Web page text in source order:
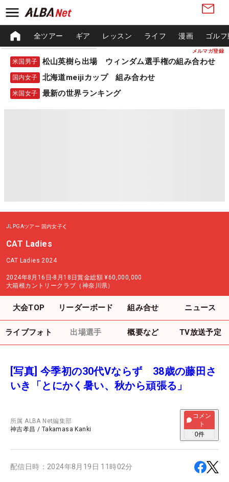
メルマガ登録
全ツアー ギア レッスン ライフ 漫画 ゴル
米国男子 松山英樹ら出場 ウィンダム選手権の組み合わせ
国内女子 北海道meijiカップ 組み合わせ
米国女子 最新の世界ランキング
JLPGAツアー 国内女子
CAT Ladies
CAT Ladies 2024
2024年8月16日-8月18日賞金総額 ¥60,000,000
大箱根カントリークラブ（神奈川県）
大会TOP リーダーボード 組み合せ ニュース
ライブフォト 出場選手 概要など TV放送予定
[写真] 今季初の30代Vならず 38歳の藤田さ
いき「とにかく暑い、秋から頑張る」
所属ALBA Net編集部
神吉孝昌 / Takamasa Kanki
コメン
ト
0件
配信日時： 2024年8月19日 11時02分